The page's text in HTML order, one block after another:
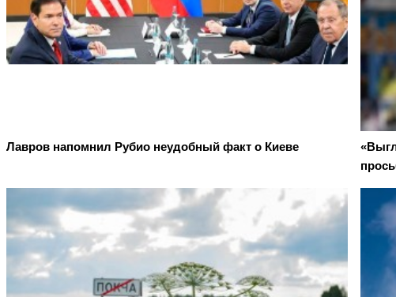
Лавров напомнил Рубио неудобный факт о Киеве